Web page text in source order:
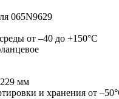
065N9629
от –40 до +150°C
229 мм
и хранения от